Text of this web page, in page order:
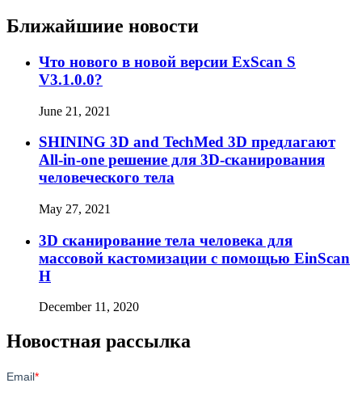
Ближайшиие новости
Что нового в новой версии ExScan S
V3.1.0.0?
June 21, 2021
SHINING 3D and TechMed 3D предлагают
All-in-one решение для 3D-сканирования
человеческого тела
May 27, 2021
3D сканирование тела человека для
массовой кастомизации с помощью EinScan
H
December 11, 2020
Новостная рассылка